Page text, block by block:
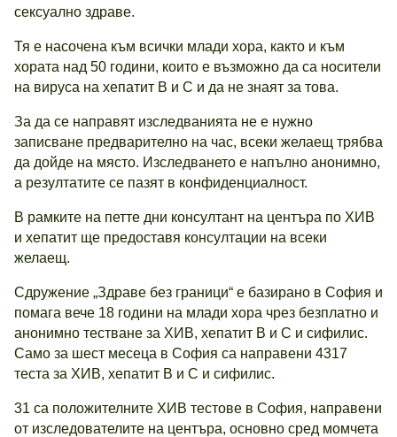
сексуално здраве.
Тя е насочена към всички млади хора, както и към
хората над 50 години, които е възможно да са носители
на вируса на хепатит В и С и да не знаят за това.
За да се направят изследванията не е нужно
записване предварително на час, всеки желаещ трябва
да дойде на място. Изследването е напълно анонимно,
а резултатите се пазят в конфиденциалност.
В рамките на петте дни консултант на центъра по ХИВ
и хепатит ще предоставя консултации на всеки
желаещ.
Сдружение „Здраве без граници“ е базирано в София и
помага вече 18 години на млади хора чрез безплатно и
анонимно тестване за ХИВ, хепатит В и С и сифилис.
Само за шест месеца в София са направени 4317
теста за ХИВ, хепатит В и С и сифилис.
31 са положителните ХИВ тестове в София, направени
от изследователите на центъра, основно сред момчета